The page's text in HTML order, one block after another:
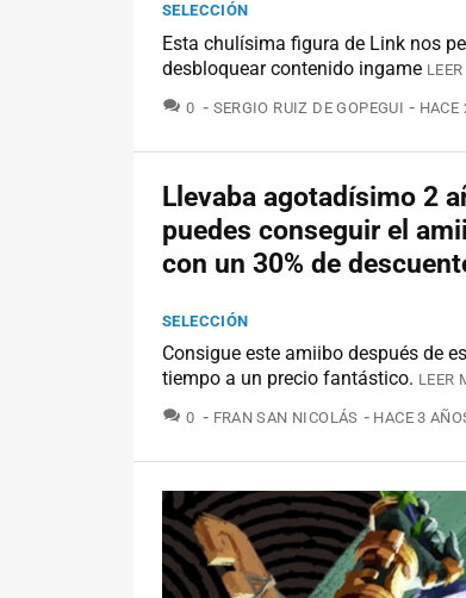
SELECCIÓN
Esta chulísima figura de Link nos
desbloquear contenido ingame
0 COMENTARIOS
SERGIO RUIZ DE GOPEGUI HACE
Llevaba agotadísimo 2
puedes conseguir el
con un 30% de
SELECCIÓN
Consigue este amiibo después de
tiempo a un precio fantástico. LEER
0 COMENTARIOS
FRAN SAN NICOLÁS HACE 3